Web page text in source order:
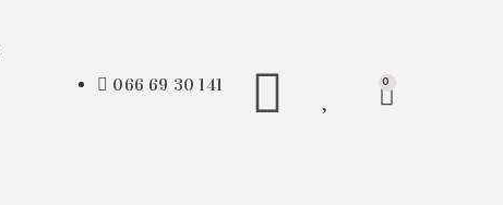
066 69 30 141 0